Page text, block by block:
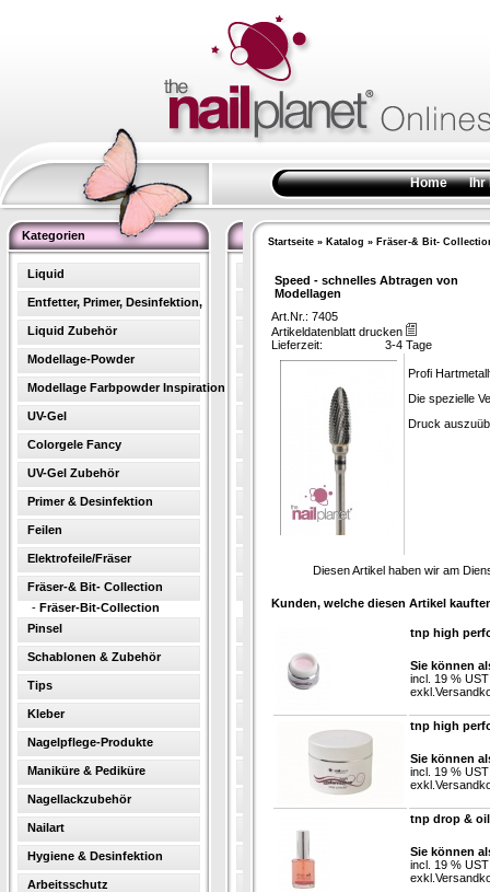
Home Ihr
Kategorien
Liquid
Entfetter, Primer, Desinfektion,
Liquid Zubehör
Modellage-Powder
Modellage Farbpowder Inspiration
UV-Gel
Colorgele Fancy
UV-Gel Zubehör
Primer & Desinfektion
Feilen
Elektrofeile/Fräser
Fräser-& Bit- Collection
- Fräser-Bit-Collection
Pinsel
Schablonen & Zubehör
Tips
Kleber
Nagelpflege-Produkte
Maniküre & Pediküre
Nagellackzubehör
Nailart
Hygiene & Desinfektion
Arbeitsschutz
Startseite » Katalog » Fräser-& Bit-
Speed - schnelles Abtragen von
Modellagen
Art.Nr.: 7405
Artikeldatenblatt drucken
Lieferzeit:
3-4 Tage
Profi
Die spezielle
Druck
Diesen Artikel haben wir am
Kunden, welche diesen Artikel
tnp high
Sie können
incl. 19 % UST
exkl.
tnp high
Sie können
incl. 19 % UST
exkl.
tnp drop &
Sie können
incl. 19 % UST
exkl.